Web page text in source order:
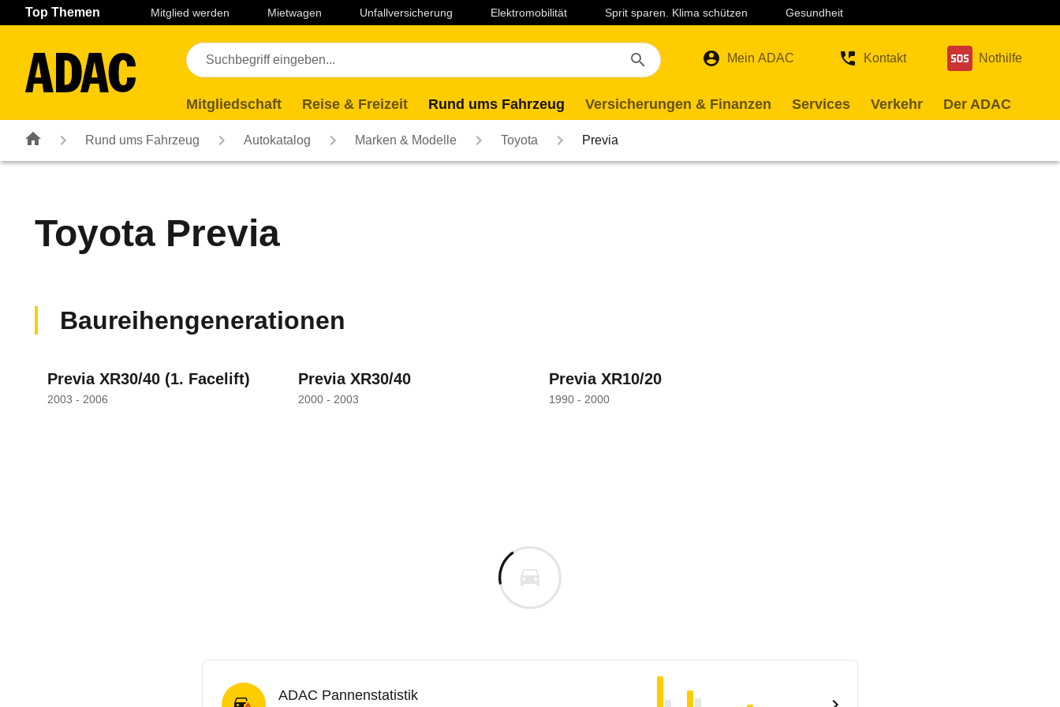
Navigation Seiteninhalt Fußzeile
Top Themen Mitglied werden Mietwagen Unfallversicherung Elektromobilität Sprit sparen. Klima schützen Gesundheit
Mein ADAC Kontakt Nothilfe
Mitgliedschaft Reise & Freizeit Rund ums Fahrzeug Versicherungen & Finanzen Services Verkehr Der ADAC
Rund ums Fahrzeug Autokatalog Marken & Modelle Toyota Previa
Toyota Previa
Baureihengenerationen
Previa XR30/40 (1. Facelift)
2003 - 2006
Previa XR30/40
2000 - 2003
Previa XR10/20
1990 - 2000
ADAC Pannenstatistik